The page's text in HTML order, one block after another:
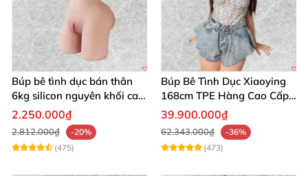
Búp bê tình dục bán thân
6kg silicon nguyên khối cao
cấp giá rẻ
2.250.000₫
2.812.000₫
-20%
(475)
Búp Bê Tình Dục Xiaoying
168cm TPE Hàng Cao Cấp
Realistic 3 Lỗ Cho Nam
39.900.000₫
62.343.000₫
-36%
(473)